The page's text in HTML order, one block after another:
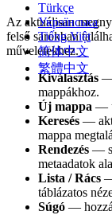
Türkçe
Українська
Tiếng Việt
简体中文
繁體中文
Az aktuálisan
felső sarokban
műveletekhez.
Kiválasztás —
mappákhoz.
Új mappa —
Keresés —
mappa
Rendezés —
metaadatok
Lista / Rács
táblázatos
Súgó —